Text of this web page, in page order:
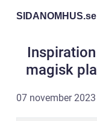
SIDANOMHUS.se
magisk
07 november 2023